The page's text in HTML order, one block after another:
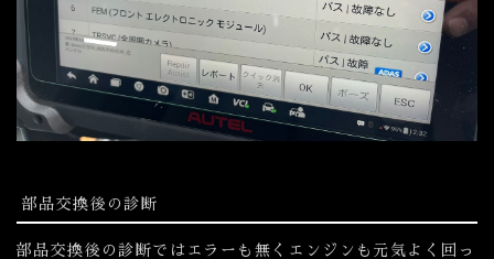
部品交換後の診断
部品交換後の診断ではエラーも無くエンジンも元気よく回っ